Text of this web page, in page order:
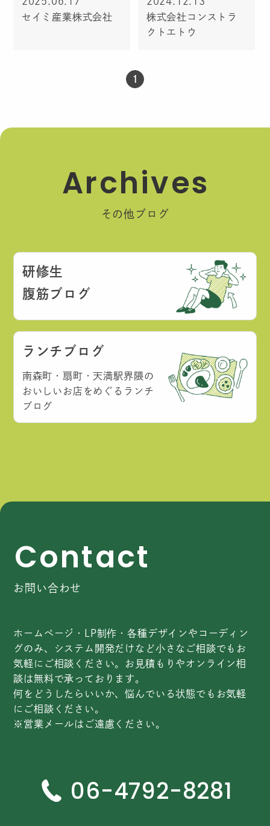
セイミ産業株式会社
株式会社コンストラ
クトエトウ
1
Arch ives
その他ブログ
研修生
腹筋ブログ
ランチブログ
南森町・扇町・天満駅界隈の
おいしいお店をめぐるランチ
ブログ
Contact
お問い合わせ
ホームページ・LP制作・各種デザインやコーディン
グのみ、システム開発だけなど小さなご相談でもお
気軽にご相談ください。お見積もりやオンライン相
談は無料で承っております。
何をどうしたらいいか、悩んでいる状態でもお気軽
にご相談ください。
※営業メールはご遠慮ください。
06-4792-8281